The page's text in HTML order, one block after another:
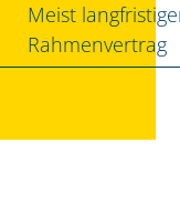
Meist
Rahmenvertrag